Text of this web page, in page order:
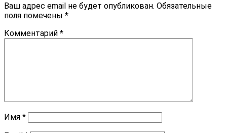
Ваш адрес email не будет опубликован. Обязательные
поля помечены *
Комментарий *
Имя *